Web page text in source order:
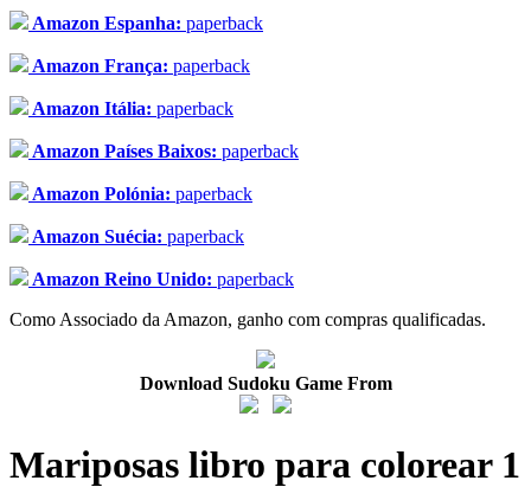
Amazon Espanha: paperback
Amazon França: paperback
Amazon Itália: paperback
Amazon Países Baixos: paperback
Amazon Polónia: paperback
Amazon Suécia: paperback
Amazon Reino Unido: paperback
Como Associado da Amazon, ganho com compras qualificadas.
Download Sudoku Game From
Mariposas libro para colorear 1